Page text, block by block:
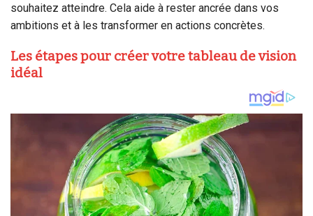
souhaitez atteindre. Cela aide à rester ancrée dans vos
ambitions et à les transformer en actions concrètes.
Les étapes pour créer votre tableau de vision
idéal